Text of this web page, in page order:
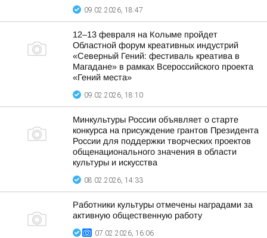
09.02.2026, 18:47
12–13 февраля на Колыме пройдет
Областной форум креативных индустрий
«Северный Гений: фестиваль креатива в
Магадане» в рамках Всероссийского проекта
«Гений места»
09.02.2026, 18:10
Минкультуры России объявляет о старте
конкурса на присуждение грантов Президента
России для поддержки творческих проектов
общенационального значения в области
культуры и искусства
08.02.2026, 14:33
Работники культуры отмечены наградами за
активную общественную работу
07.02.2026, 16:06